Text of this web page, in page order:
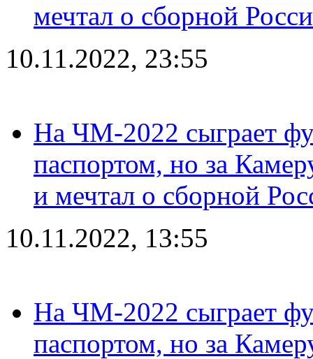
мечтал о сборной
10.11.2022, 23:55
На ЧМ-2022 сыграет
паспортом, но за
и мечтал о сборной
10.11.2022, 13:55
На ЧМ-2022 сыграет
паспортом, но за